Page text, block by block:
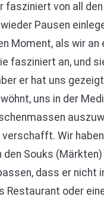
fasziniert von all
Pausen
Moment, als wir
fasziniert an, und
er hat uns
uns in der
Wir
den Souks
dass er nicht
Restaurant oder